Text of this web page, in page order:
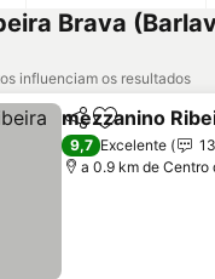
Brava
influenciam os resultados
PartilharAdicionar
mezzanino
9,7 Excelente
a 0.9 km de Centro